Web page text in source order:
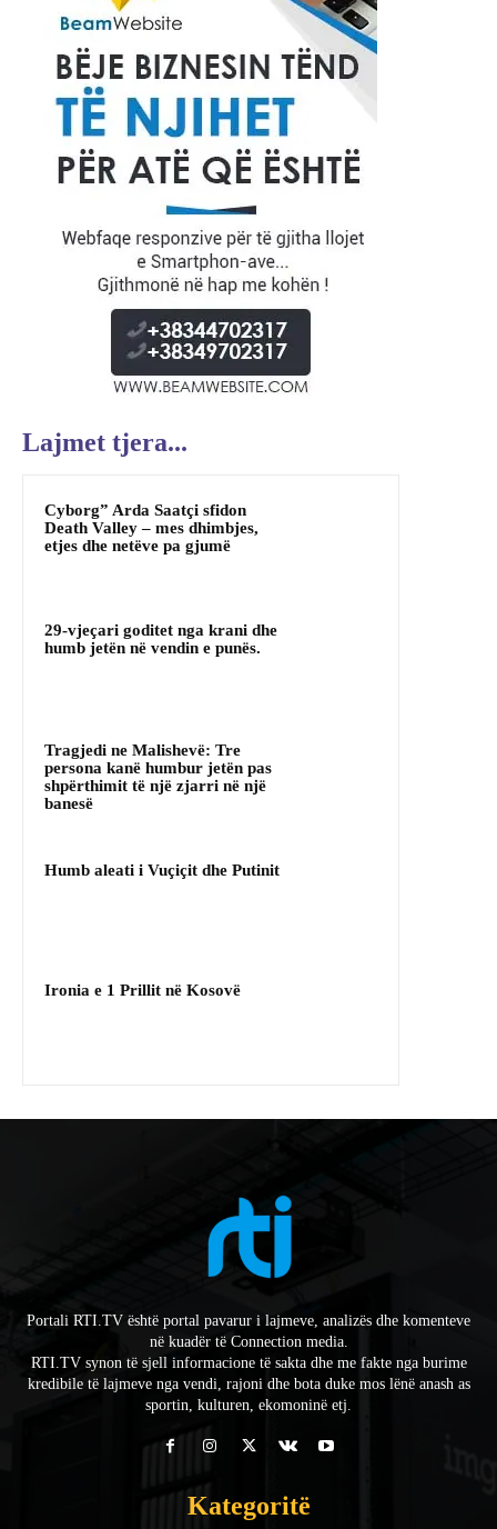
Lajmet tjera...
Cyborg” Arda Saatçi sfidon
Death Valley – mes dhimbjes,
etjes dhe netëve pa gjumë
29-vjeçari goditet nga krani dhe
humb jetën në vendin e punës.
Tragjedi ne Malishevë: Tre
persona kanë humbur jetën pas
shpërthimit të një zjarri në një
banesë
Humb aleati i Vuçiçit dhe Putinit
Ironia e 1 Prillit në Kosovë
Portali RTI.TV është portal pavarur i lajmeve, analizës dhe komenteve
në kuadër të Connection media.
RTI.TV synon të sjell informacione të sakta dhe me fakte nga burime
kredibile të lajmeve nga vendi, rajoni dhe bota duke mos lënë anash as
sportin, kulturen, ekomoninë etj.
Kategoritë